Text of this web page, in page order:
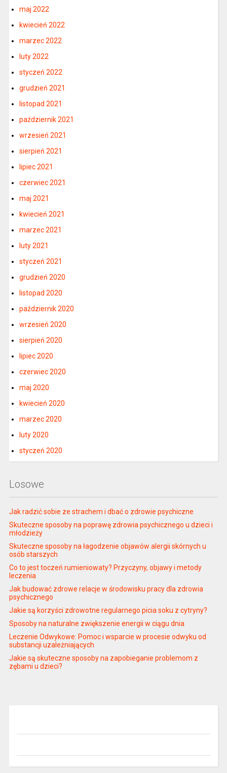
maj 2022
kwiecień 2022
marzec 2022
luty 2022
styczeń 2022
grudzień 2021
listopad 2021
październik 2021
wrzesień 2021
sierpień 2021
lipiec 2021
czerwiec 2021
maj 2021
kwiecień 2021
marzec 2021
luty 2021
styczeń 2021
grudzień 2020
listopad 2020
październik 2020
wrzesień 2020
sierpień 2020
lipiec 2020
czerwiec 2020
maj 2020
kwiecień 2020
marzec 2020
luty 2020
styczeń 2020
Losowe
Jak radzić sobie ze strachem i dbać o zdrowie psychiczne
Skuteczne sposoby na poprawę zdrowia psychicznego u dzieci i
młodzieży
Skuteczne sposoby na łagodzenie objawów alergii skórnych u
osób starszych
Co to jest toczeń rumieniowaty? Przyczyny, objawy i metody
leczenia
Jak budować zdrowe relacje w środowisku pracy dla zdrowia
psychicznego
Jakie są korzyści zdrowotne regularnego picia soku z cytryny?
Sposoby na naturalne zwiększenie energii w ciągu dnia
Leczenie Odwykowe: Pomoc i wsparcie w procesie odwyku od
substancji uzależniających
Jakie są skuteczne sposoby na zapobieganie problemom z
zębami u dzieci?